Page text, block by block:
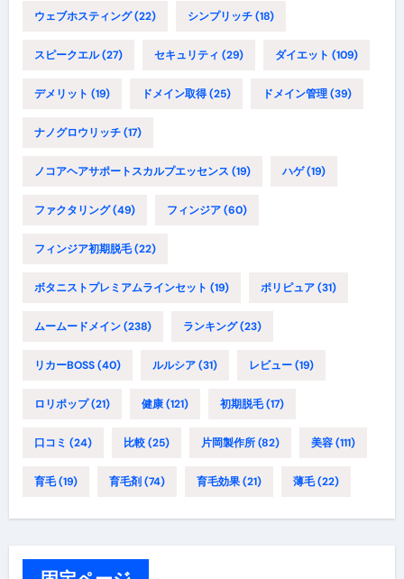
ウェブホスティング(22) シンプリッチ(18)
スピークエル(27) セキュリティ (29) ダイエット (109)
デメリット (19) ドメイン取得(25) ドメイン管理(39)
ナノグロウリッチ(17)
ノコアヘアサポートスカルプエッセンス (19) ハゲ(19)
ファクタリング(49) フィンジア(60)
フィンジア初期脱毛(22)
ボタニストプレミアムラインセット (19) ポリピュア(31)
ムームードメイン(238) ランキング(23)
リカーBOSS(40) ルルシア(31) レビュー(19)
ロリポップ(21) 健康(121) 初期脱毛(17)
口コミ (24) 比較(25) 片岡製作所(82) 美容(111)
育毛(19) 育毛剤(74) 育毛効果(21) 薄毛(22)